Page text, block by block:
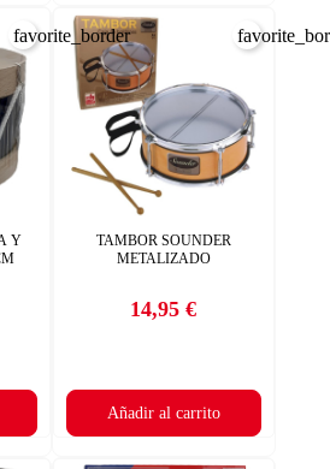
Y
favorite_border
TAMBOR SOUNDER
METALIZADO
Precio
14,95 €
Añadir al carrito